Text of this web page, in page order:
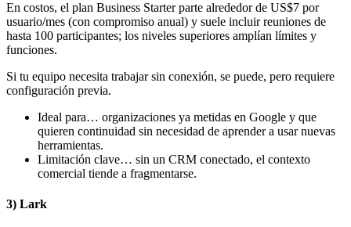
En costos, el plan Business Starter parte alrededor de US$7 por
usuario/mes (con compromiso anual) y suele incluir reuniones de
hasta 100 participantes; los niveles superiores amplían límites y
funciones.
Si tu equipo necesita trabajar sin conexión, se puede, pero requiere
configuración previa.
Ideal para… organizaciones ya metidas en Google y que
quieren continuidad sin necesidad de aprender a usar nuevas
herramientas.
Limitación clave… sin un CRM conectado, el contexto
comercial tiende a fragmentarse.
3) Lark